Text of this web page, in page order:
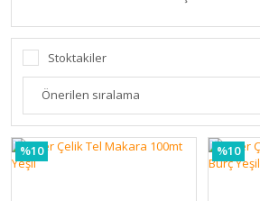
Stoktakiler
%10 %10